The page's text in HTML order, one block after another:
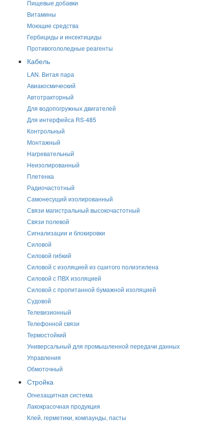
Пищевые добавки
Витамины
Моющие средства
Гербициды и инсектициды
Противогололедные реагенты
Кабель
LAN. Витая пара
Авиакосмический
Автотракторный
Для водопогружных двигателей
Для интерфейса RS-485
Контрольный
Монтажный
Нагревательный
Неизолированный
Плетенка
Радиочастотный
Самонесущий изолированный
Связи магистральный высокочастотный
Связи полевой
Сигнализации и блокировки
Силовой
Силовой гибкий
Силовой с изоляцией из сшитого полиэтилена
Силовой с ПВХ изоляцией
Силовой с пропитанной бумажной изоляцией
Судовой
Телевизионный
Телефонной связи
Термостойкий
Универсальный для промышленной передачи данных
Управления
Обмоточный
Стройка
Огнезащитная система
Лакокрасочная продукция
Клей, герметики, компаунды, пасты